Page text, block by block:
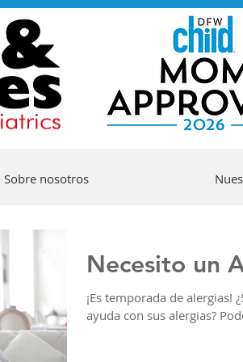
Sobre nosotros
Necesito un
¡Es temporada de alergias!
ayuda con sus alergias?